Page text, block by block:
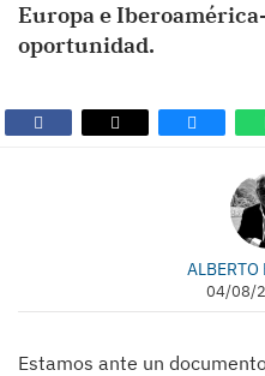
Europa e
oportunidad.
ALBERTO
04/08/
Estamos ante un